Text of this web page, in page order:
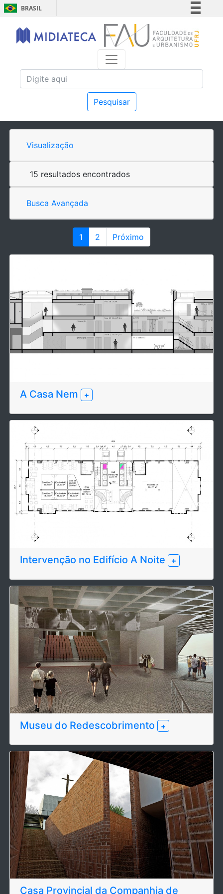
BRASIL
Simplifique!
Comunica BR
Acesso à informação
Pesquisar
Visualização
15 resultados encontrados
Busca Avançada
1 2 Próximo
A Casa Nem +
Intervenção no Edifício A Noite +
Museu do Redescobrimento +
Casa Provincial da Companhia de